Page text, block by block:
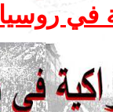
في روسيا